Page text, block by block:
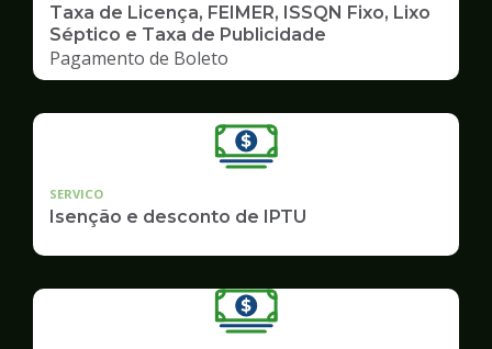
Taxa de Licença, FEIMER, ISSQN Fixo, Lixo
Séptico e Taxa de Publicidade
Pagamento de Boleto
SERVICO
Isenção e desconto de IPTU